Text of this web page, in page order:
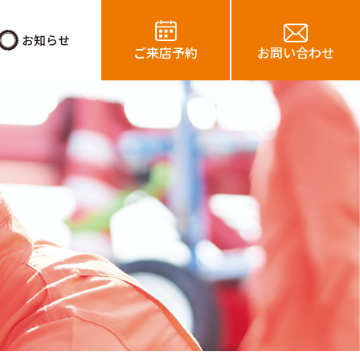
お知らせ
ご来店予約 お問い合わせ